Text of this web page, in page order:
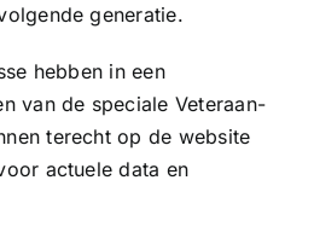
generatie.
hebben in een
van de speciale Veteraan-
terecht op de website
actuele data en